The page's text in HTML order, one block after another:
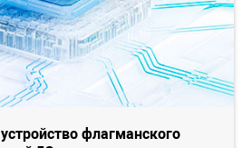
флагманского